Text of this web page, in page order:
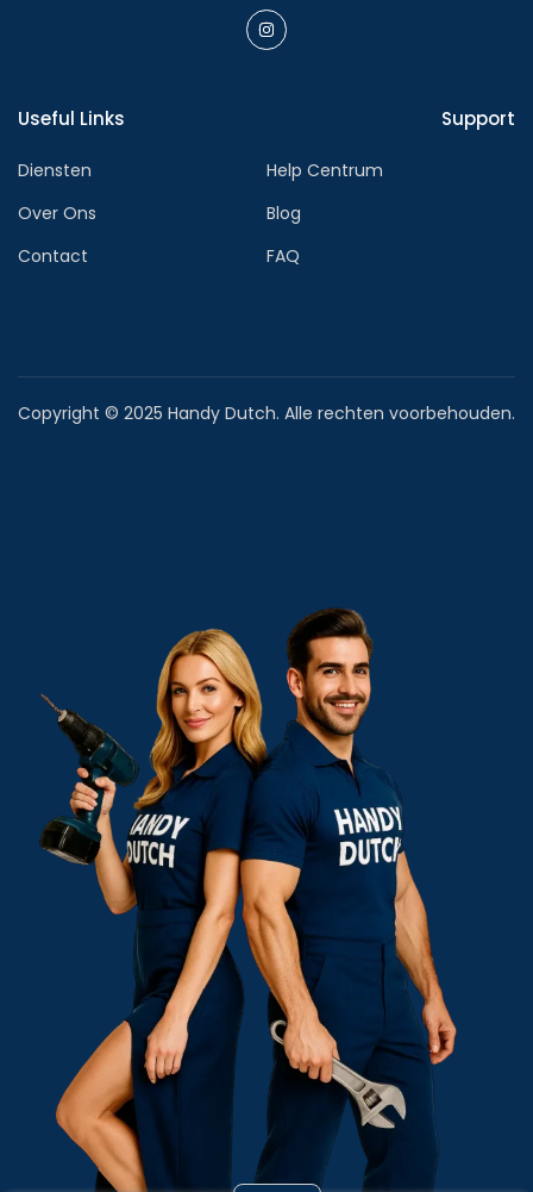
Useful Links
Diensten
Over Ons
Contact
Support
Help Centrum
Blog
FAQ
Copyright © 2025 Handy Dutch. Alle rechten voorbehouden.